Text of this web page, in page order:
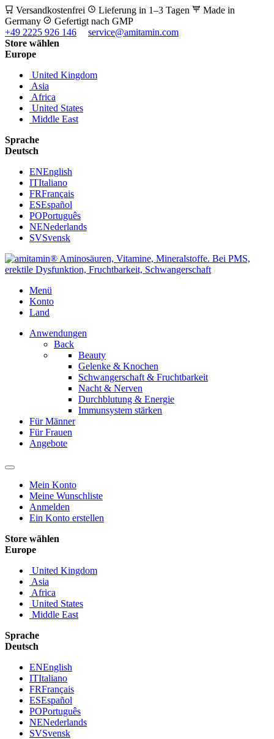
Versandkostenfrei Lieferung in 1–3 Tagen
Made in
Germany
Gefertigt nach GMP
+49 2225 926 146
service@amitamin.com
Store wählen
Europe
United Kingdom
Asia
Africa
United States
Middle East
Sprache
Deutsch
ENEnglish
ITItaliano
FRFrançais
ESEspañol
POPortuguês
NENederlands
SVSvensk
Menü
Konto
Land
Anwendungen
Back
Beauty
Gelenke & Knochen
Schwangerschaft & Fruchtbarkeit
Nacht & Nerven
Durchblutung & Energie
Immunsystem stärken
Für Männer
Für Frauen
Angebote
Mein Konto
Meine Wunschliste
Anmelden
Ein Konto erstellen
Store wählen
Europe
United Kingdom
Asia
Africa
United States
Middle East
Sprache
Deutsch
ENEnglish
ITItaliano
FRFrançais
ESEspañol
POPortuguês
NENederlands
SVSvensk